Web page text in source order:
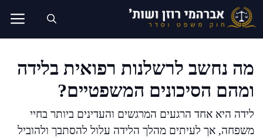
לדלג
לתוכן
מה נחשב לרשלנות רפואית בלידה
ומהם הסיכונים המשפטיים?
לידה היא אחד הרגעים המרגשים והעדינים ביותר בחיי
משפחה, אך לעיתים מהלך הלידה עלול להסתבך ולהוביל